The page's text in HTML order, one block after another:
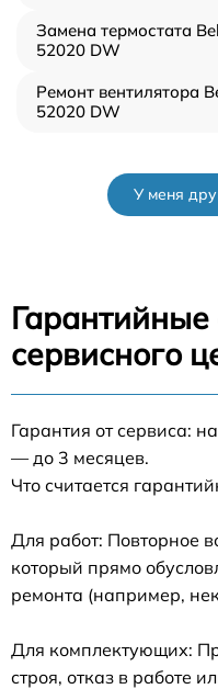
Замена термостата
52020 DW
Ремонт вентилятора
52020 DW
У меня
Гарантийные
сервисного
Гарантия от сервиса:
— до 3 месяцев.
Что считается
Для работ: Повторное
который прямо
ремонта (например,
Для комплектующих:
строя, отказ в работе